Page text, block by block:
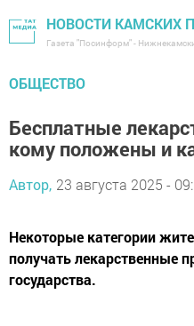
НОВОСТИ КАМСКИХ
Газета "Посинформ" -
ОБЩЕСТВО
Бесплатные
кому положены и
Автор, 23 августа 2025 -
Некоторые категории
получать лекарственные
государства.